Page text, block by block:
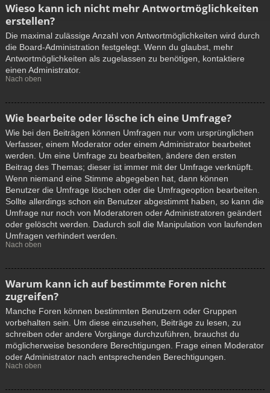
Wieso kann ich nicht mehr Antwortmöglichkeiten
erstellen?
Die maximal zulässige Anzahl von Antwortmöglichkeiten wird durch
die Board-Administration festgelegt. Wenn du glaubst, mehr
Antwortmöglichkeiten als zugelassen zu benötigen, kontaktiere
einen Administrator.
Nach oben
Wie bearbeite oder lösche ich eine Umfrage?
Wie bei den Beiträgen können Umfragen nur vom ursprünglichen
Verfasser, einem Moderator oder einem Administrator bearbeitet
werden. Um eine Umfrage zu bearbeiten, ändere den ersten
Beitrag des Themas; dieser ist immer mit der Umfrage verknüpft.
Wenn niemand eine Stimme abgegeben hat, dann können
Benutzer die Umfrage löschen oder die Umfrageoption bearbeiten.
Sollte allerdings schon ein Benutzer abgestimmt haben, so kann die
Umfrage nur noch von Moderatoren oder Administratoren geändert
oder gelöscht werden. Dadurch soll die Manipulation von laufenden
Umfragen verhindert werden.
Nach oben
Warum kann ich auf bestimmte Foren nicht
zugreifen?
Manche Foren können bestimmten Benutzern oder Gruppen
vorbehalten sein. Um diese einzusehen, Beiträge zu lesen, zu
schreiben oder andere Vorgänge durchzuführen, brauchst du
möglicherweise besondere Berechtigungen. Frage einen Moderator
oder Administrator nach entsprechenden Berechtigungen.
Nach oben